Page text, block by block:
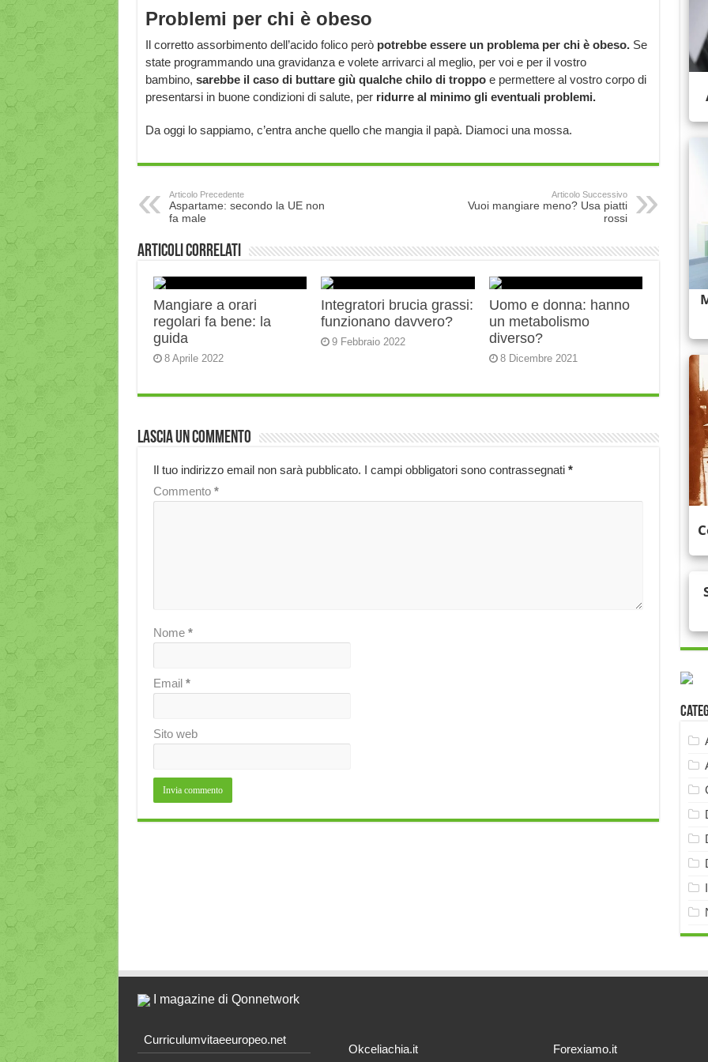
Problemi per chi è obeso
Il corretto assorbimento dell’acido folico però potrebbe essere un problema per chi è obeso. Se
state programmando una gravidanza e volete arrivarci al meglio, per voi e per il vostro
bambino, sarebbe il caso di buttare giù qualche chilo di troppo e permettere al vostro corpo di
presentarsi in buone condizioni di salute, per ridurre al minimo gli eventuali problemi.
Da oggi lo sappiamo, c’entra anche quello che mangia il papà. Diamoci una mossa.
Articolo Precedente
Aspartame: secondo la UE non
fa male
Articolo Successivo
Vuoi mangiare meno? Usa piatti
rossi
Articoli correlati
Mangiare a orari
regolari fa bene: la
guida
8 Aprile 2022
Integratori brucia grassi:
funzionano davvero?
9 Febbraio 2022
Uomo e donna: hanno
un metabolismo
diverso?
8 Dicembre 2021
Lascia un commento
Il tuo indirizzo email non sarà pubblicato. I campi obbligatori sono contrassegnati *
Commento *
Nome *
Email *
Sito web
I magazine di Qonnetwork
Curriculumvitaeeuropeo.net
Okceliachia.it Forexiamo.it